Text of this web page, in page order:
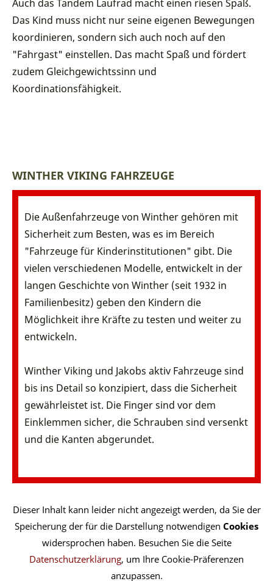
Auch das Tandem Laufrad macht einen riesen Spaß.
Das Kind muss nicht nur seine eigenen Bewegungen
koordinieren, sondern sich auch noch auf den
"Fahrgast" einstellen. Das macht Spaß und fördert
zudem Gleichgewichtssinn und
Koordinationsfähigkeit.
WINTHER VIKING FAHRZEUGE
Die Außenfahrzeuge von Winther gehören mit
Sicherheit zum Besten, was es im Bereich
"Fahrzeuge für Kinderinstitutionen" gibt. Die
vielen verschiedenen Modelle, entwickelt in der
langen Geschichte von Winther (seit 1932 in
Familienbesitz) geben den Kindern die
Möglichkeit ihre Kräfte zu testen und weiter zu
entwickeln.
Winther Viking und Jakobs aktiv Fahrzeuge sind
bis ins Detail so konzipiert, dass die Sicherheit
gewährleistet ist. Die Finger sind vor dem
Einklemmen sicher, die Schrauben sind versenkt
und die Kanten abgerundet.
Dieser Inhalt kann leider nicht angezeigt werden, da Sie der
Speicherung der für die Darstellung notwendigen Cookies
widersprochen haben. Besuchen Sie die Seite
Datenschutzerklärung, um Ihre Cookie-Präferenzen
anzupassen.